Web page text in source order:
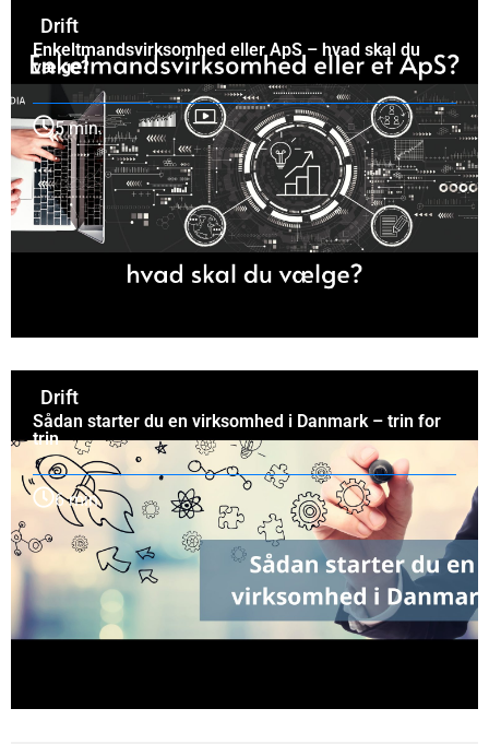
Drift
Enkeltmandsvirksomhed eller ApS – hvad skal du
vælge?
5 min.
Drift
Sådan starter du en virksomhed i Danmark – trin for
trin
6 min.